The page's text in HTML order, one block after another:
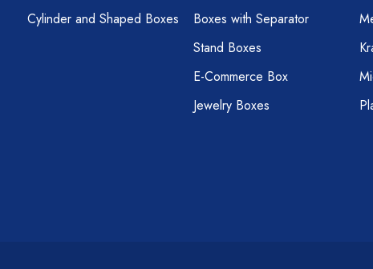
Cylinder and Shaped Boxes
Boxes with Separator
Stand Boxes
E-Commerce Box
Jewelry Boxes